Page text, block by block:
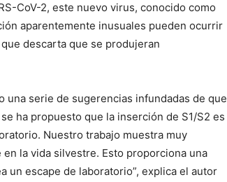
CoV-2, este nuevo virus, conocido como
aparentemente inusuales pueden ocurrir
descarta que se produjeran
una serie de sugerencias infundadas de que
ha propuesto que la inserción de S1/S2 es
Nuestro trabajo muestra muy
la vida silvestre. Esto proporciona una
un escape de laboratorio”, explica el autor